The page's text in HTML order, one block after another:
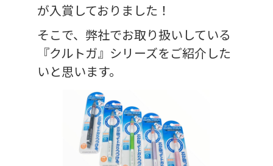
が入賞しておりました！
そこで、弊社でお取り扱いしている
『クルトガ』シリーズをご紹介した
いと思います。